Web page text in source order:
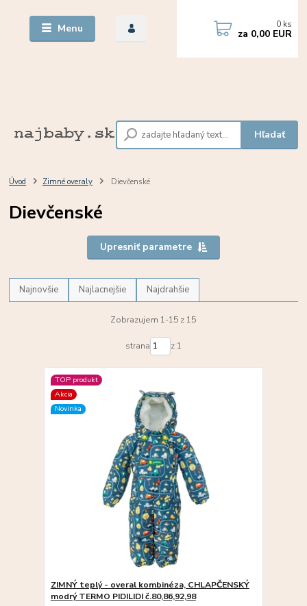
Menu
Hľadať
0 ks
za 0,00 EUR
Úvod Zimné overaly Dievčenské
Dievčenské
Upresniť parametre
Najnovšie Najlacnejšie Najdrahšie
Zobrazujem 1-15 z 15
strana z 1
TOP produkt
Akcia
Novinka
ZIMNÝ teplý - overal kombinéza, CHLAPČENSKÝ
modrý TERMO PIDILIDI č.80,86,92,98